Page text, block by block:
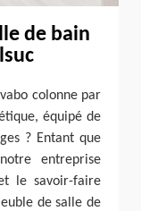
de bain
colonne par
équipé de
? Entant que
entreprise
le savoir-faire
de salle de